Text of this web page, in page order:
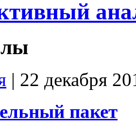
| 22 декабря
пакет